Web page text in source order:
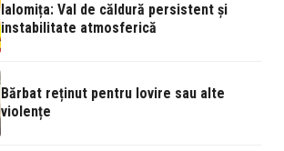
Ialomița: Val de căldură persistent și
instabilitate atmosferică
Bărbat reținut pentru lovire sau alte
violențe